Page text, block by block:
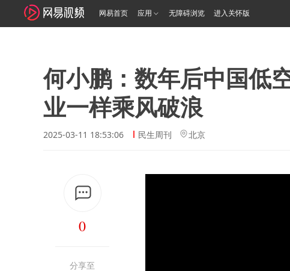
网易首页 应用 无障碍浏览 进入关怀版
何小鹏：数年后中国低
业一样乘风破浪
2025-03-11 18:53:06 民生周刊 北京
0
分享至